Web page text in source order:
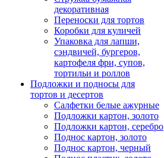
декоративная
Переноски для тортов
Коробки для куличей
Упаковка для лапши,
сэндвичей, бургеров,
картофеля фри, супов,
тортильи и роллов
Подложки и подносы для
тортов и десертов
Салфетки белые ажурные
Подложки картон, золото
Подложки картон, серебро
Поднос картон, золото
Поднос картон, черный